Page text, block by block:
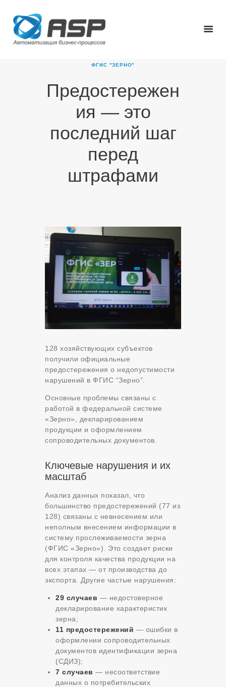
ФГИС "ЗЕРНО"
Предостережен
ия — это
последний шаг
перед
штрафами
ГЛАВНАЯ
О КОМПАНИИ
НОВОСТИ
ПАРТНЕРЫ
КОНТАКТЫ
128 хозяйствующих субъектов
получили официальные
предостережения о недопустимости
нарушений в ФГИС “Зерно”.
Основные проблемы связаны с
работой в федеральной системе
«Зерно», декларированием
продукции и оформлением
сопроводительных документов.
Ключевые нарушения и их
масштаб
Анализ данных показал, что
большинство предостережений (77 из
128) связаны с невнесением или
неполным внесением информации в
систему прослеживаемости зерна
(ФГИС «Зерно»). Это создает риски
для контроля качества продукции на
всех этапах — от производства до
экспорта. Другие частые нарушения:
29 случаев — недостоверное
декларирование характеристик
зерна;
11 предостережений — ошибки в
оформлении сопроводительных
документов идентификации зерна
(СДИЗ);
7 случаев — несоответствие
данных о потребительских